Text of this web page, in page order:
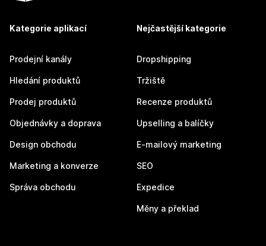
Kategorie aplikací
Prodejní kanály
Hledání produktů
Prodej produktů
Objednávky a doprava
Design obchodu
Marketing a konverze
Správa obchodu
Nejčastější kategorie
Dropshipping
Tržiště
Recenze produktů
Upselling a balíčky
E-mailový marketing
SEO
Expedice
Měny a překlad